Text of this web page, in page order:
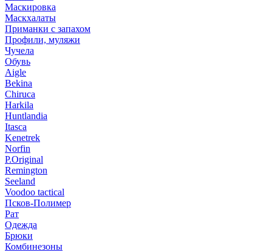
Маскировка
Маскхалаты
Приманки с запахом
Профили, муляжи
Чучела
Обувь
Aigle
Bekina
Chiruсa
Harkila
Huntlandia
Itasca
Kenetrek
Norfin
P.Original
Remington
Seeland
Voodoo tactical
Псков-Полимер
Рат
Одежда
Брюки
Комбинезоны